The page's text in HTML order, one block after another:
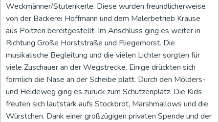
Weckmänner/Stutenkerle. Diese wurden freundlicherweise
von der Bäckerei Hoffmann und dem Malerbetrieb Krause
aus Poitzen bereitgestellt. Im Anschluss ging es weiter in
Richtung Große Horststraße und Fliegerhorst. Die
musikalische Begleitung und die vielen Lichter sorgten für
viele Zuschauer an der Wegstrecke. Einige drückten sich
förmlich die Nase an der Scheibe platt. Durch den Mölders-
und Heideweg ging es zurück zum Schützenplatz. Die Kids
freuten sich lautstark aufs Stockbrot, Marshmallows und die
Würstchen. Dank einer großzügigen privaten Spende und der